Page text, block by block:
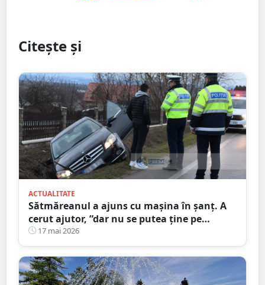
Citește și
ACTUALITATE
Sătmăreanul a ajuns cu mașina în șanț. A
cerut ajutor, ”dar nu se putea ține pe
picioare”. Martorii au sunat la 112
17 mai 2026